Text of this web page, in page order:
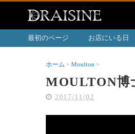
最初のページ お店にいる日
ホーム Moulton
MOULTON博
2017/11/02